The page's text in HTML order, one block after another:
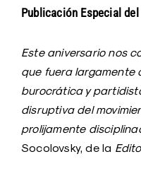
Publicación Especial del
Este aniversario nos
que fuera largamente
burocrática y
disruptiva del
prolijamente
Socolovsky, de la